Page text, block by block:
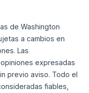
de Washington
a cambios en
Las
expresadas
previo aviso. Todo el
fiables,